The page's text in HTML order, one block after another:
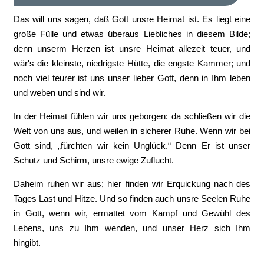
Das will uns sagen, daß Gott unsre Heimat ist. Es liegt eine
große Fülle und etwas überaus Liebliches in diesem Bilde;
denn unserm Herzen ist unsre Heimat allezeit teuer, und
wär's die kleinste, niedrigste Hütte, die engste Kammer; und
noch viel teurer ist uns unser lieber Gott, denn in Ihm leben
und weben und sind wir.
In der Heimat fühlen wir uns geborgen: da schließen wir die
Welt von uns aus, und weilen in sicherer Ruhe. Wenn wir bei
Gott sind, „fürchten wir kein Unglück.“ Denn Er ist unser
Schutz und Schirm, unsre ewige Zuflucht.
Daheim ruhen wir aus; hier finden wir Erquickung nach des
Tages Last und Hitze. Und so finden auch unsre Seelen Ruhe
in Gott, wenn wir, ermattet vom Kampf und Gewühl des
Lebens, uns zu Ihm wenden, und unser Herz sich Ihm
hingibt.